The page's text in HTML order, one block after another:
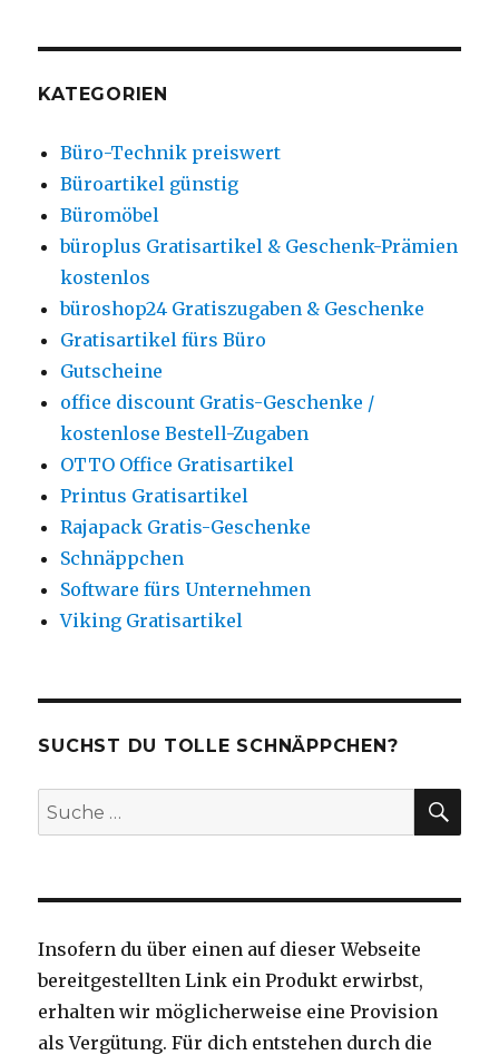
KATEGORIEN
Büro-Technik preiswert
Büroartikel günstig
Büromöbel
büroplus Gratisartikel & Geschenk-Prämien
kostenlos
büroshop24 Gratiszugaben & Geschenke
Gratisartikel fürs Büro
Gutscheine
office discount Gratis-Geschenke /
kostenlose Bestell-Zugaben
OTTO Office Gratisartikel
Printus Gratisartikel
Rajapack Gratis-Geschenke
Schnäppchen
Software fürs Unternehmen
Viking Gratisartikel
SUCHST DU TOLLE SCHNÄPPCHEN?
Suche
nach:
Insofern du über einen auf dieser Webseite
bereitgestellten Link ein Produkt erwirbst,
erhalten wir möglicherweise eine Provision
als Vergütung. Für dich entstehen durch die